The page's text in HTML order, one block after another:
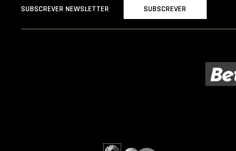
SUBSCREVER NEWSLETTER SUBSCREVER